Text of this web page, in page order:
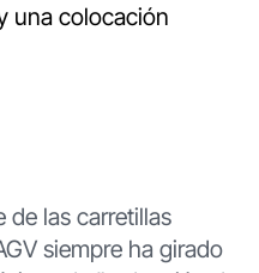
una colocación
de las carretillas
siempre ha girado